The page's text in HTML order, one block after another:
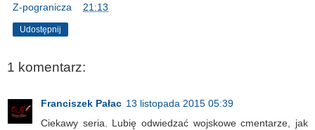
Z-pogranicza 21:13
Udostępnij
1 komentarz:
Franciszek Pałac 13 listopada 2015 05:39
Ciekawy seria. Lubię odwiedzać wojskowe cmentarze, jak